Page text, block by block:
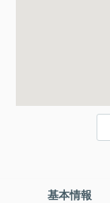
基本情報